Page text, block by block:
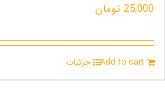
25,000 تومان
Add to cart جزئیات